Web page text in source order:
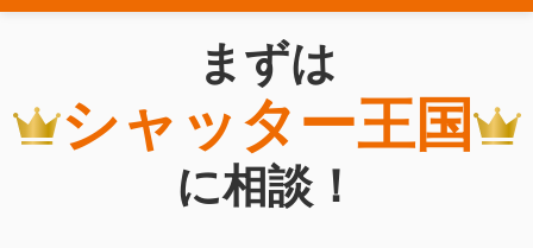
まずは
シャッター王国
に相談！